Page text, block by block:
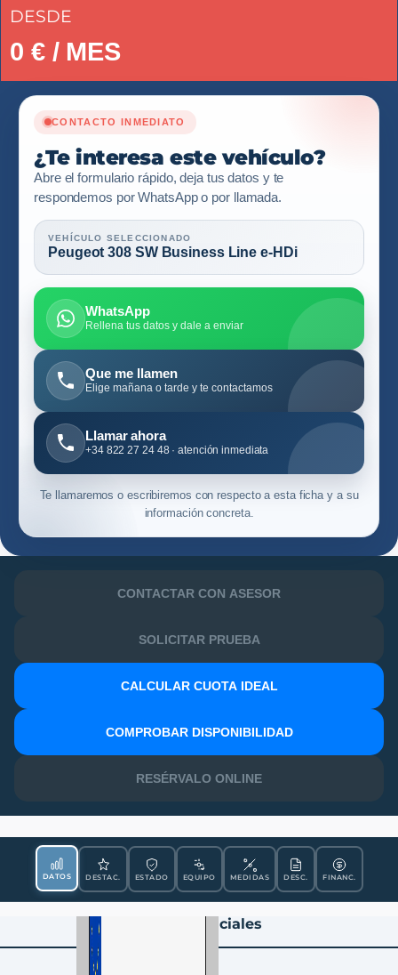
DESDE
0 € / MES
CONTACTO INMEDIATO
¿Te interesa este vehículo?
Abre el formulario rápido, deja tus datos y te
respondemos por WhatsApp o por llamada.
VEHÍCULO SELECCIONADO
Peugeot 308 SW Business Line e-HDi
WhatsApp
Rellena tus datos y dale a enviar
Que me llamen
Elige mañana o tarde y te contactamos
Llamar ahora
+34 822 27 24 48 · atención inmediata
Te llamaremos o escribiremos con respecto a esta ficha y a su
información concreta.
CONTACTAR CON ASESOR
SOLICITAR PRUEBA
CALCULAR CUOTA IDEAL
COMPROBAR DISPONIBILIDAD
RESÉRVALO ONLINE
DATOS DESTAC. ESTADO EQUIPO MEDIDAS DESC. FINANC.
Datos Esenciales